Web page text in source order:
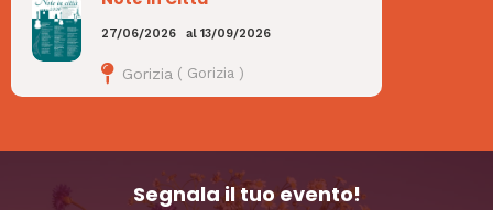
27/06/2026 al13/09/2026
Gorizia ( Gorizia )
Segnala il tuo evento!